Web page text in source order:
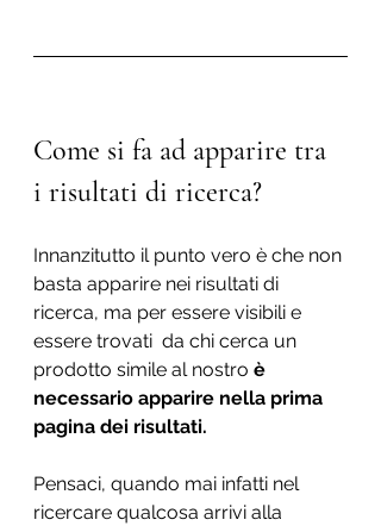
Come si fa ad apparire tra
i risultati di ricerca?
Innanzitutto il punto vero è che non
basta apparire nei risultati di
ricerca, ma per essere visibili e
essere trovati  da chi cerca un
prodotto simile al nostro è
necessario apparire nella prima
pagina dei risultati.
Pensaci, quando mai infatti nel
ricercare qualcosa arrivi alla